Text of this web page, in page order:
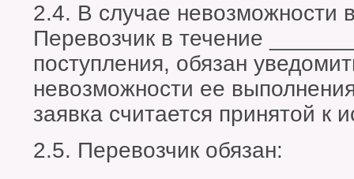
2.4. В случае невозможности
Перевозчик в течение
поступления, обязан
невозможности ее
заявка считается принятой к
2.5. Перевозчик обязан: